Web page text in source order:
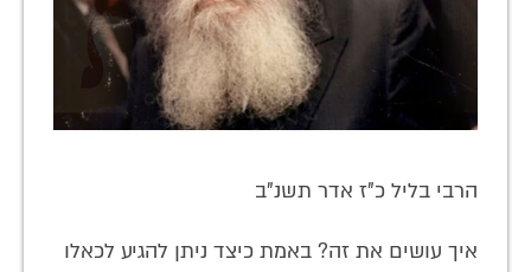
הרבי בליל כ"ז אדר תשנ"ב
איך עושים את זה? באמת כיצד ניתן להגיע לכאלו